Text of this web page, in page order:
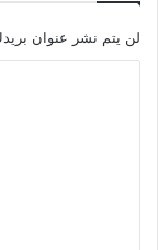
لن يتم نشر عنوان